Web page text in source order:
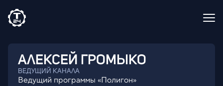
АЛЕКСЕЙ ГРОМЫКО
ВЕДУЩИЙ КАНАЛА
Ведущий программы «Полигон»